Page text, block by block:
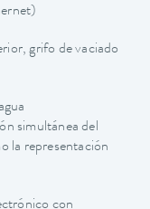
grifo de vaciado
simultánea del
la representación
con